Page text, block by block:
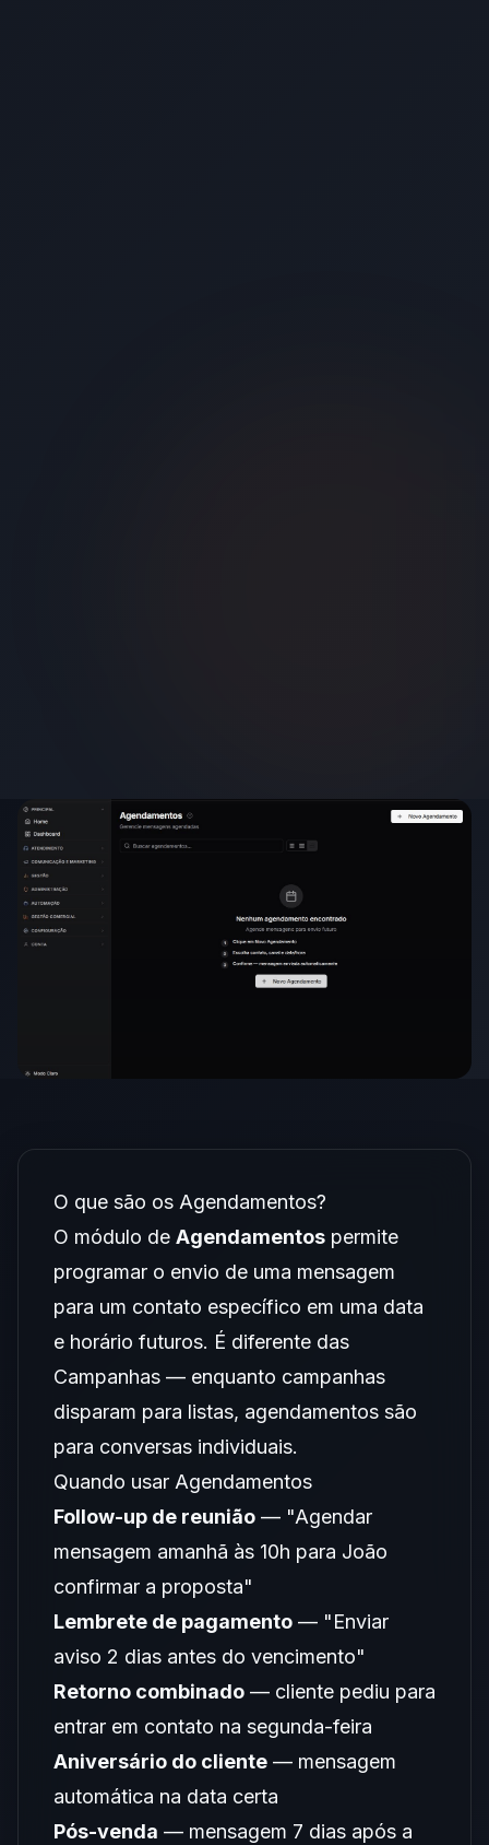
O que são os Agendamentos?
O módulo de Agendamentos permite
programar o envio de uma mensagem
para um contato específico em uma data
e horário futuros. É diferente das
Campanhas — enquanto campanhas
disparam para listas, agendamentos são
para conversas individuais.
Quando usar Agendamentos
Follow-up de reunião — "Agendar
mensagem amanhã às 10h para João
confirmar a proposta"
Lembrete de pagamento — "Enviar
aviso 2 dias antes do vencimento"
Retorno combinado — cliente pediu para
entrar em contato na segunda-feira
Aniversário do cliente — mensagem
automática na data certa
Pós-venda — mensagem 7 dias após a